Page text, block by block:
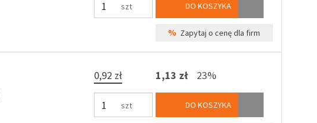
szt DO KOSZYKA
% Zapytaj o cenę dla firm
0,92 zł
szt
1,13 zł 23%
DO KOSZYKA